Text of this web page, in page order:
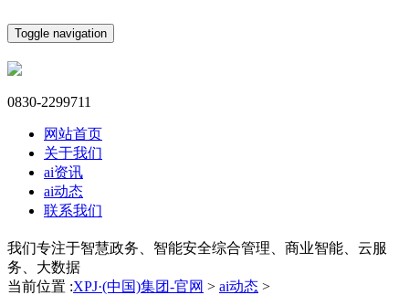
Toggle navigation
0830-2299711
网站首页
关于我们
ai资讯
ai动态
联系我们
我们专注于智慧政务、智能安全综合管理、商业智能、云服
务、大数据
当前位置 :XPJ·(中国)集团-官网 > ai动态 >